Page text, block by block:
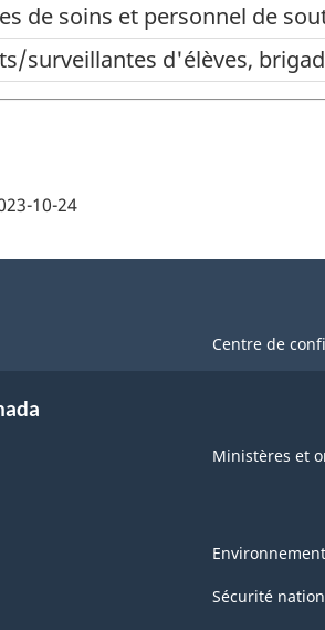
de soins et personnel de
surveillantes d'élèves,
10-24
Centre de
Ministères et
Sécurité